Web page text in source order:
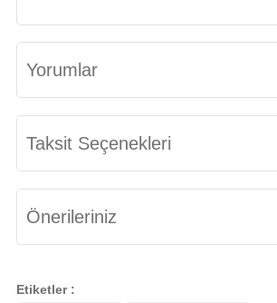
Yorumlar
Bu ürüne ilk yorumu siz yapın!
Taksit Seçenekleri
Önerileriniz
Etiketler :